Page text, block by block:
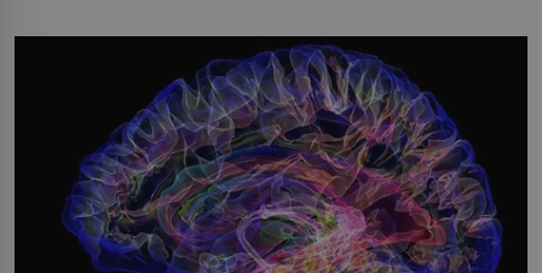
přízračná scéna znamená? Je jaro roku 1945, druhá
světová válka se chýlí ke konci. Jezero Stolpsee